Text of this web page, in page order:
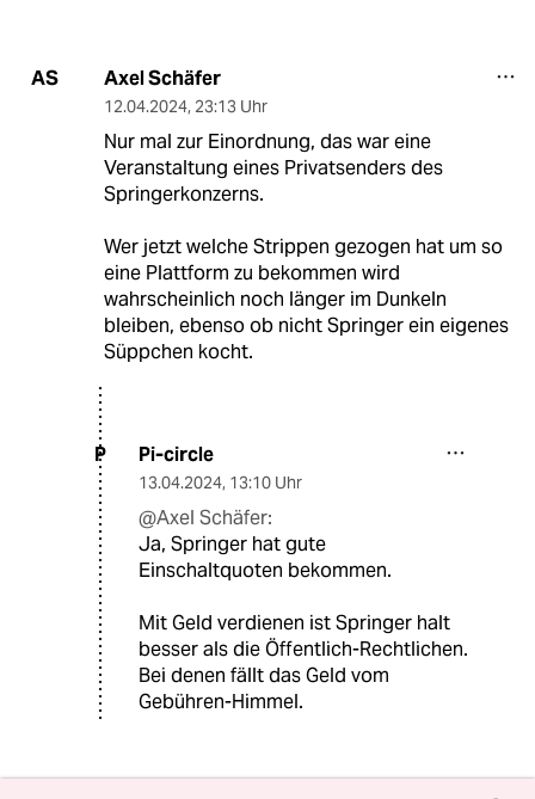
AS Axel Schäfer
12.04.2024, 23:13 Uhr
Nur mal zur Einordnung, das war eine
Veranstaltung eines Privatsenders des
Springerkonzerns.
Wer jetzt welche Strippen gezogen hat um so
eine Plattform zu bekommen wird
wahrscheinlich noch länger im Dunkeln
bleiben, ebenso ob nicht Springer ein eigenes
Süppchen kocht.
P Pi-circle
13.04.2024, 13:10 Uhr
@Axel Schäfer:
Ja, Springer hat gute
Einschaltquoten bekommen.
Mit Geld verdienen ist Springer halt
besser als die Öffentlich-Rechtlichen.
Bei denen fällt das Geld vom
Gebühren-Himmel.